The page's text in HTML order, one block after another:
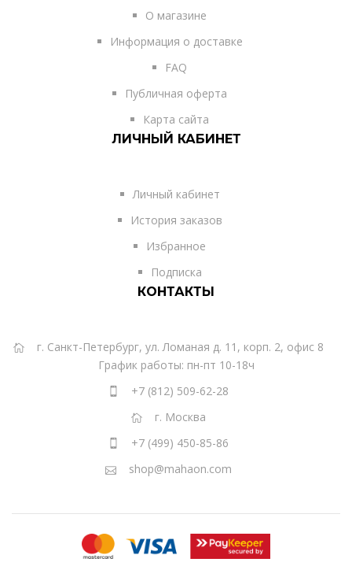
О магазине
Информация о доставке
FAQ
Публичная оферта
Карта сайта
ЛИЧНЫЙ КАБИНЕТ
Личный кабинет
История заказов
Избранное
Подписка
КОНТАКТЫ
г. Санкт-Петербург, ул. Ломаная д. 11, корп. 2, офис 8
График работы: пн-пт 10-18ч
+7 (812) 509-62-28
г. Москва
+7 (499) 450-85-86
shop@mahaon.com